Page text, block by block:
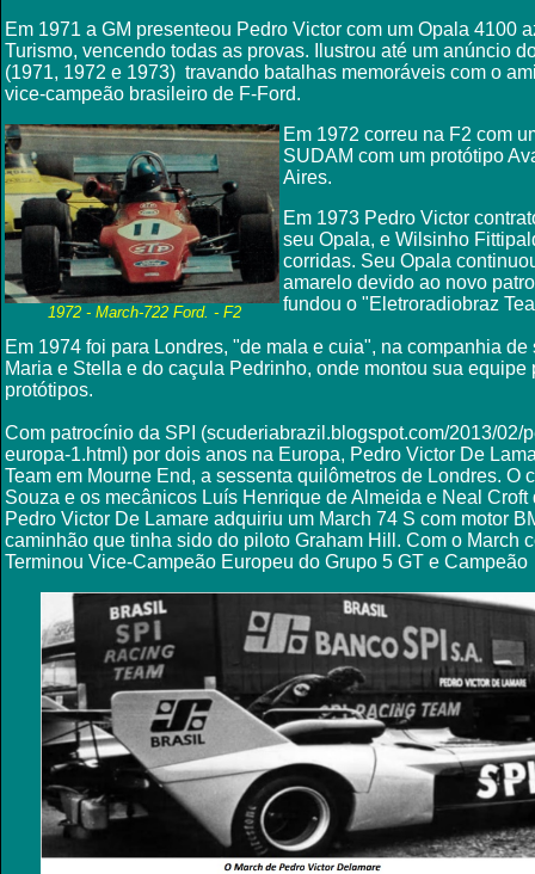
Em 1971 a GM presenteou Pedro Victor com um Opala
Turismo, vencendo todas as provas. Ilustrou até um anúncio
(1971, 1972 e 1973) travando batalhas memoráveis com o
vice-campeão brasileiro de F-Ford.
1972 - March-722 Ford. - F2
Em 1972 correu na F2 com
SUDAM com um protótipo
Aires.
Em 1973 Pedro Victor
seu Opala, e Wilsinho
corridas. Seu Opala
amarelo devido ao novo
fundou o "Eletroradiobraz
Em 1974 foi para Londres, "de mala e cuia", na companhia
Maria e Stella e do caçula Pedrinho, onde montou sua equipe
protótipos.
Com patrocínio da SPI (scuderiabrazil.blogspot.com/2013/02/
europa-1.html) por dois anos na Europa, Pedro Victor De
Team em Mourne End, a sessenta quilômetros de Londres. O
Souza e os mecânicos Luís Henrique de Almeida e Neal Croft
Pedro Victor De Lamare adquiriu um March 74 S com motor
caminhão que tinha sido do piloto Graham Hill. Com o March
Terminou Vice-Campeão Europeu do Grupo 5 GT e